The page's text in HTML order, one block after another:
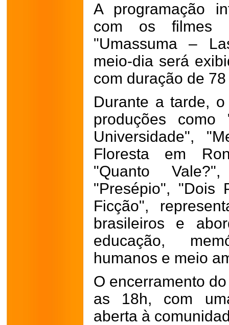
A programação
com os filmes
"Umassuma –
meio-dia será
com duração de
Durante a tarde,
produções
Universidade",
Floresta em
"Quanto
"Presépio", "Dois
Ficção",
brasileiros e
educação,
humanos e meio
O encerramento
as 18h, com
aberta à